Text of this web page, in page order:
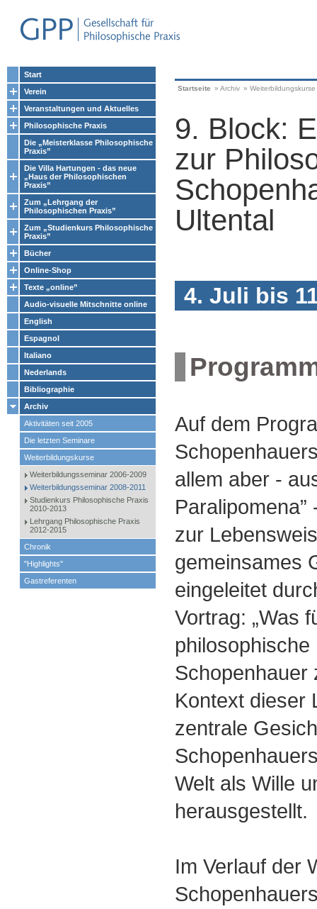
Start
Verein
Veranstaltungen und Aktuelles
Philosophische Praxis
Die „Meisterklasse Philosophische
Praxis”
Die Villa Hartungen - das neue
„Haus der Philosophischen
Praxis”
Zum „Lehrgang der
Philosophischen Praxis”
Zum „Studienkurs Philosophische
Praxis”
Bücher
Online-Shop
Texte „online”
Audio-visuelle Mitschnitte online
English
Espagnol
Italiano
Nederlands
Bibliographie
Archiv
Aktivitäten seit 2005
Die letzten Seminare
Weiterbildungskurse
Weiterbildungsseminar 2006-2009
Weiterbildungsseminar 2008-2011
Studienkurs Philosophische Praxis
2010-2013
Lehrgang Philosophische Praxis
2012-2015
Chronik
"Highlights"
Gastreferenten
Startseite » Archiv » Weiterbildungskurse
9. Block:
zur
Ultental
4. Juli bis
Auf dem
allem aber -
Paralipomena”
zur
gemeinsames
eingeleitet
Vortrag: „Was
Schopenhauer
Kontext dieser
zentrale
Welt als Wille
herausgestellt.
Im Verlauf der